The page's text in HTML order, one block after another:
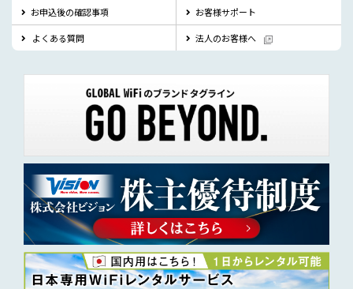
お申込後の確認事項 お客様サポート
よくある質問 法人のお客様へ